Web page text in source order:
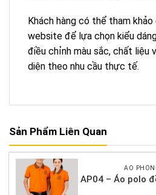
Khách hàng có thể tham
website để lựa chọn kiểu
điều chỉnh màu sắc, chất liệu
diện theo nhu cầu thực tế.
Sản Phẩm Liên Quan
ÁO
AP04 – Áo polo